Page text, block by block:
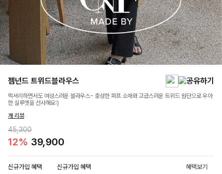
젬넌드 트위드블라우스
럭셔리하면서도 여성스러운 블라우스- 충성한 퍼프 소매와 고급스러운 트위드 원단으로 우아
한 실루엣을 선사해요:)
개 리뷰
45,300
12% 39,900
신규가입 혜택 신규가입 혜택 혜택보기